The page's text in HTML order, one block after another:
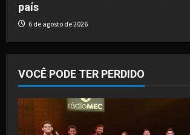
país
6 de agosto de 2026
VOCÊ PODE TER PERDIDO